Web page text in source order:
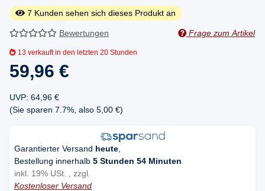
7 Kunden sehen sich dieses Produkt an
Bewertungen Frage zum Artikel
13 verkauft in den letzten 20 Stunden
59,96 €
UVP: 64,96 €
(Sie sparen 7.7% , also 5,00 €)
Garantierter Versand heute
Bestellung innerhalb 5 Stunden 54 Minuten
inkl. 19% USt. , zzgl.
Kostenloser Versand